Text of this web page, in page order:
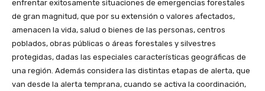
enfrentar exitosamente situaciones de emergencias forestales
de gran magnitud, que por su extensión o valores afectados,
amenacen la vida, salud o bienes de las personas, centros
poblados, obras públicas o áreas forestales y silvestres
protegidas, dadas las especiales características geográficas de
una región. Además considera las distintas etapas de alerta, que
van desde la alerta temprana, cuando se activa la coordinación,